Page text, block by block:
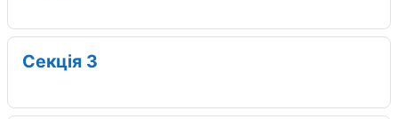
Секція 3